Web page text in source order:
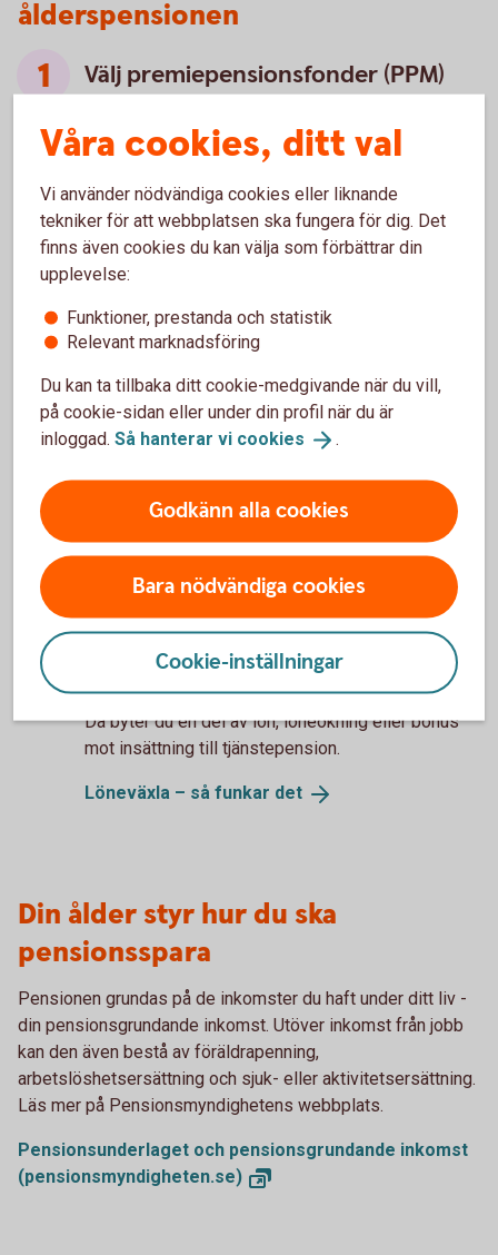
ålderspensionen
Välj premiepensionsfonder (PPM)
staten. En del av det du får, premiepensionen, kan
du själv välja hur du vill placera.
PPM-fonder – välj fonder
Kompensera hemma för en rättvis
pension
Gifta kan föra över pensionsrätter för
premiepension till den som har lägre inkomst.
Vad händer med pensionen om du
dör?
tjänstepension. Utan återbetalningsskydd blir din
pension något högre, men om du dör får dina
efterlevande inte ta över din pension.
Återbetalningsskydd
Växla lön mot pension
Har du kommit upp en del i lönenivå kan
löneväxling vara ett smart sätt att pensionsspara.
Då byter du en del av lön, löneökning eller bonus
mot insättning till tjänstepension.
Löneväxla – så funkar det
Din ålder styr hur du ska
pensionsspara
Pensionen grundas på de inkomster du haft under ditt liv -
din pensionsgrundande inkomst. Utöver inkomst från jobb
kan den även bestå av föräldrapenning,
arbetslöshetsersättning och sjuk- eller aktivitetsersättning.
Läs mer på Pensionsmyndighetens webbplats.
Pensionsunderlaget och pensionsgrundande inkomst
(pensionsmyndigheten.se)
Våra cookies, ditt val
Vi använder nödvändiga cookies eller liknande
tekniker för att webbplatsen ska fungera för dig. Det
finns även cookies du kan välja som förbättrar din
upplevelse:
Funktioner, prestanda och statistik
Relevant marknadsföring
Du kan ta tillbaka ditt cookie-medgivande när du vill,
på cookie-sidan eller under din profil när du är
inloggad. Så hanterar vi cookies .
Godkänn alla cookies
Bara nödvändiga cookies
Cookie-inställningar